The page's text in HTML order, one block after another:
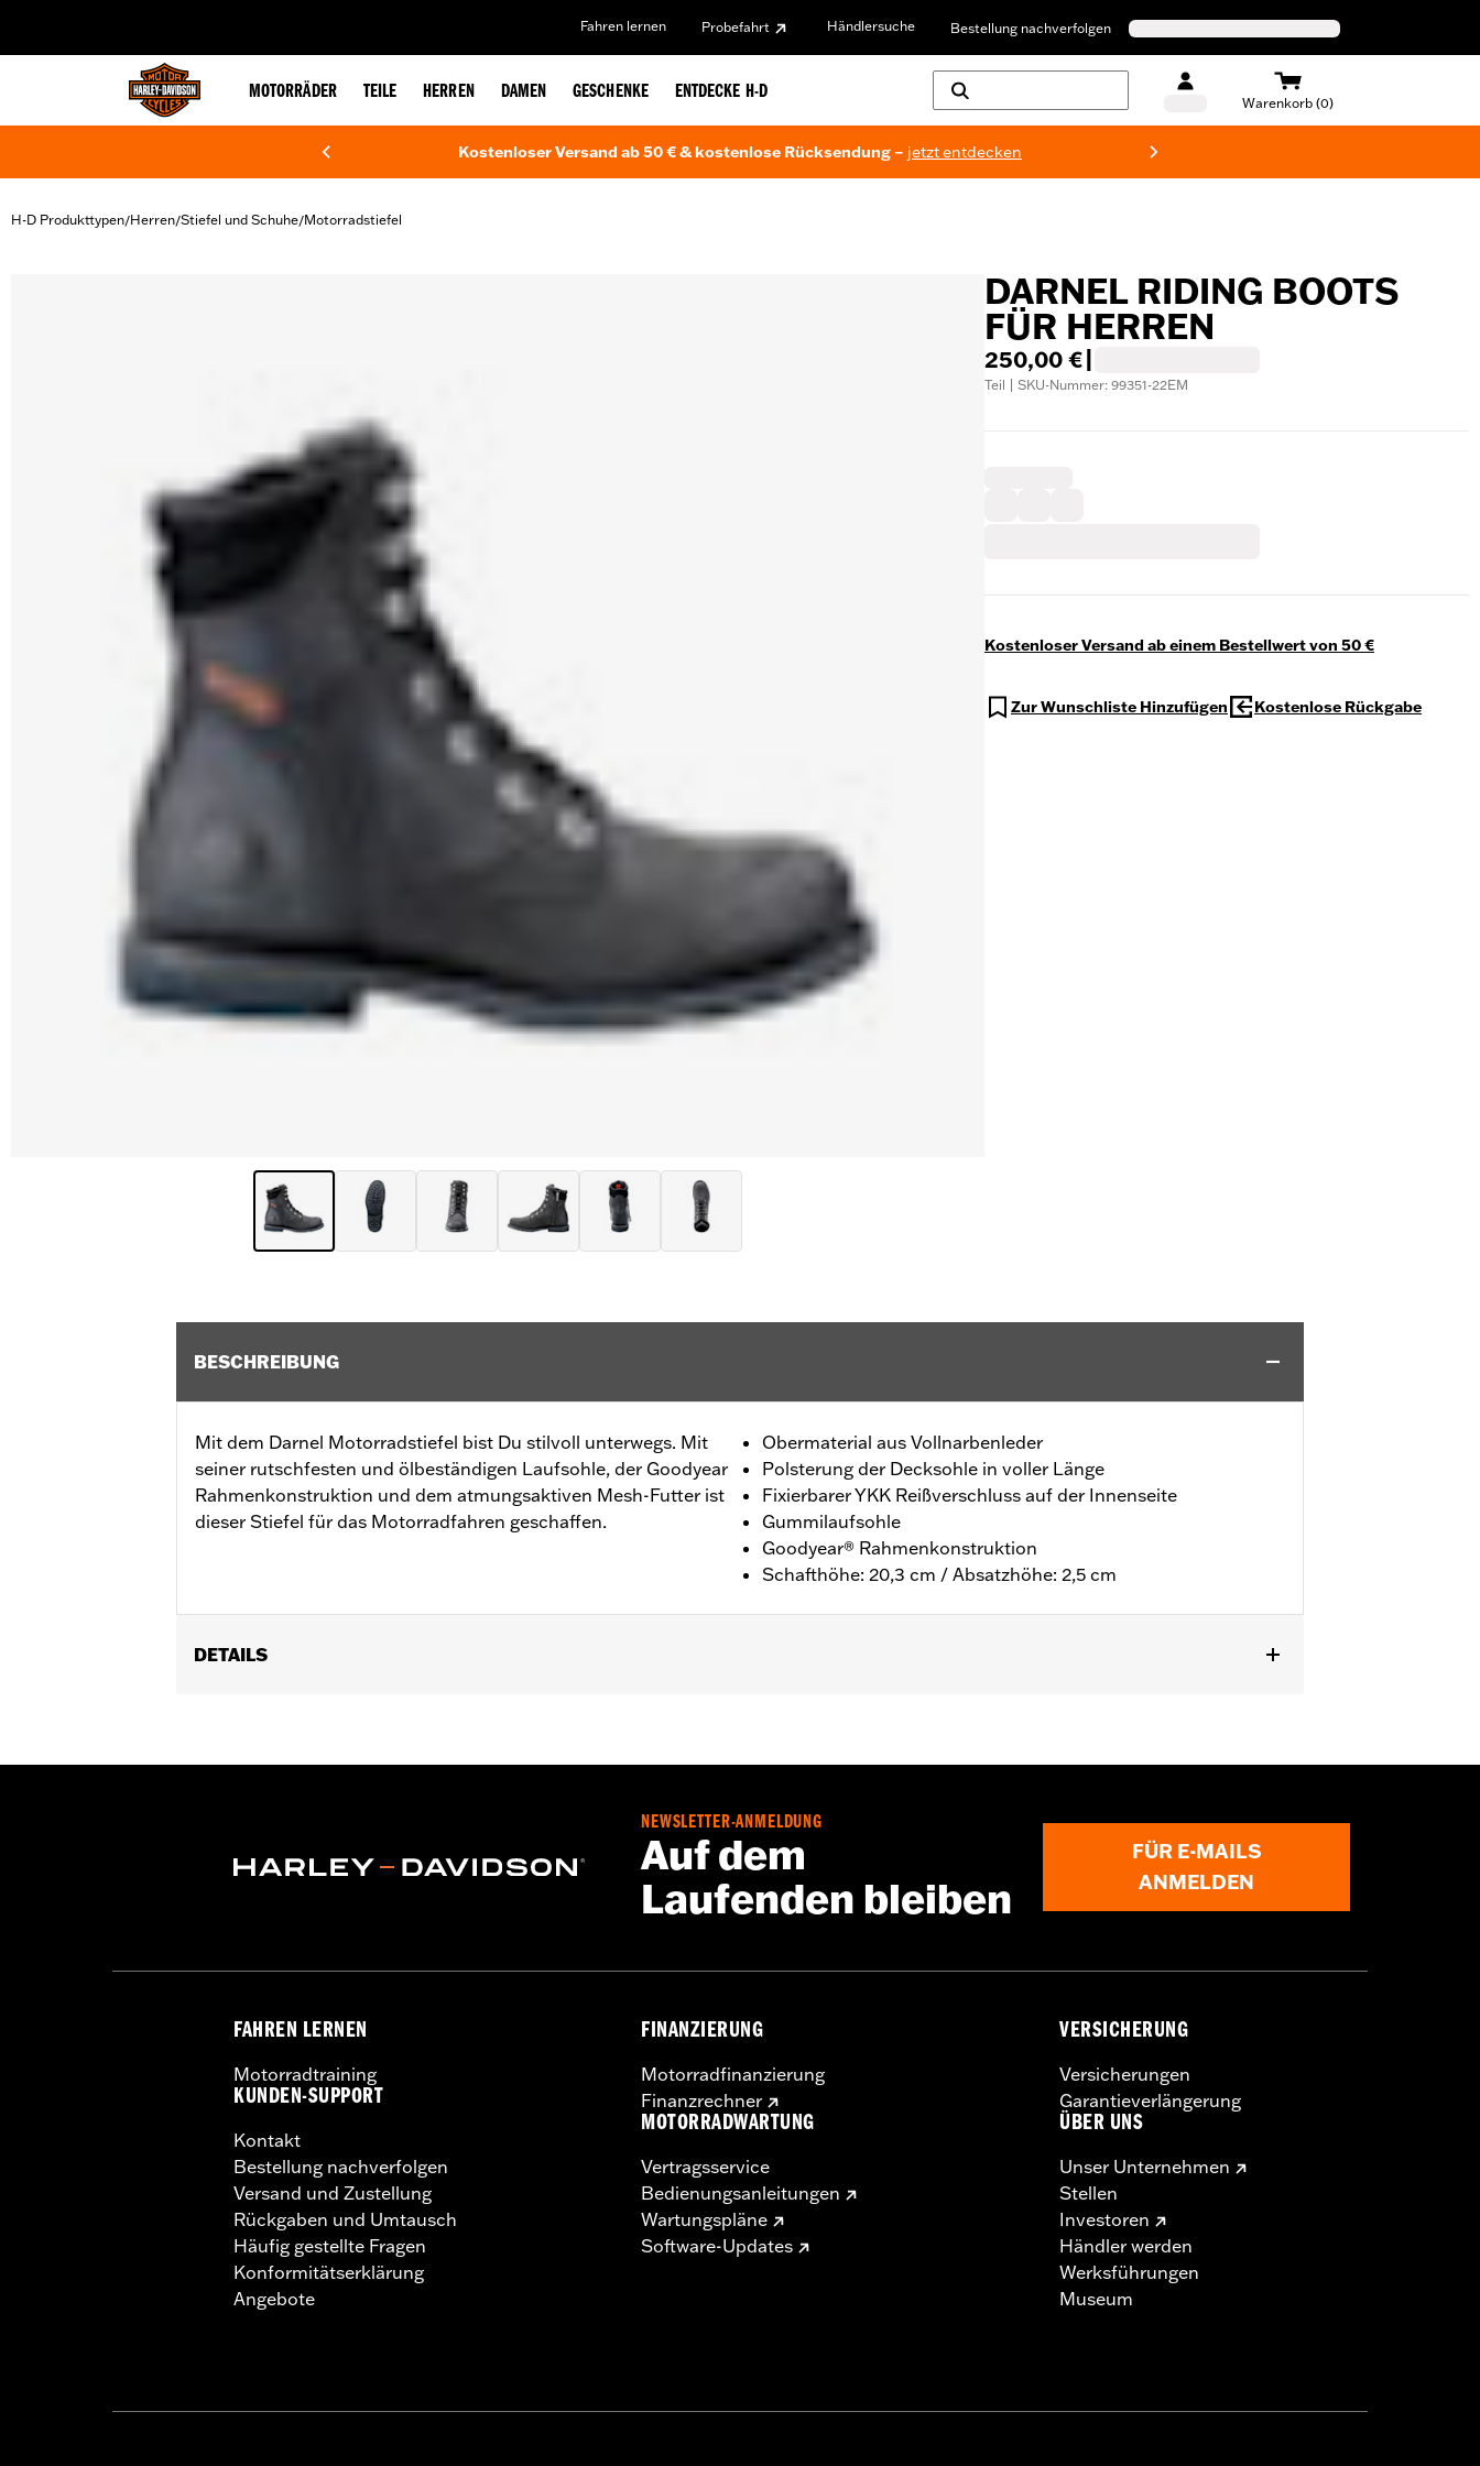
Fahren lernen Probefahrt Händlersuche Bestellung nachverfolgen
MOTORRÄDER TEILE HERREN DAMEN GESCHENKE ENTDECKE H-D
Warenkorb (0)
Kostenloser Versand ab 50 € & kostenlose Rücksendung – jetzt entdecken
H-D Produkttypen/Herren/Stiefel und Schuhe/Motorradstiefel
DARNEL RIDING BOOTS
FÜR HERREN
250,00 €
Teil | SKU-Nummer: 99351-22EM
Kostenloser Versand ab einem Bestellwert von 50 €
Zur Wunschliste Hinzufügen Kostenlose Rückgabe
BESCHREIBUNG
Mit dem Darnel Motorradstiefel bist Du stilvoll unterwegs. Mit
seiner rutschfesten und ölbeständigen Laufsohle, der Goodyear
Rahmenkonstruktion und dem atmungsaktiven Mesh-Futter ist
dieser Stiefel für das Motorradfahren geschaffen.
Obermaterial aus Vollnarbenleder
Polsterung der Decksohle in voller Länge
Fixierbarer YKK Reißverschluss auf der Innenseite
Gummilaufsohle
Goodyear® Rahmenkonstruktion
Schafthöhe: 20,3 cm / Absatzhöhe: 2,5 cm
DETAILS
GARANTIE:Wolverine Worldwide Herstellergarantie – Alle Details dazu aufwww.h-d.com/warranty
Schafthöhe: 20,3 cm / Absatzhöhe: 2,5 cm
NEWSLETTER-ANMELDUNG
Auf dem
Laufenden bleiben
FÜR E-MAILS
ANMELDEN
FAHREN LERNEN
Motorradtraining
KUNDEN-SUPPORT
Kontakt
Bestellung nachverfolgen
Versand und Zustellung
Rückgaben und Umtausch
Häufig gestellte Fragen
Konformitätserklärung
Angebote
FINANZIERUNG
Motorradfinanzierung
Finanzrechner
MOTORRADWARTUNG
Vertragsservice
Bedienungsanleitungen
Wartungspläne
Software-Updates
VERSICHERUNG
Versicherungen
Garantieverlängerung
ÜBER UNS
Unser Unternehmen
Stellen
Investoren
Händler werden
Werksführungen
Museum